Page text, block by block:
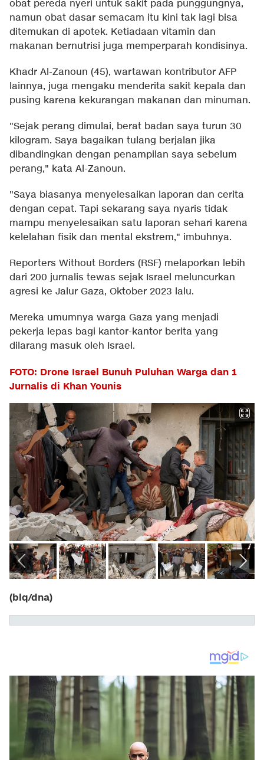
obat pereda nyeri untuk sakit pada punggungnya,
namun obat dasar semacam itu kini tak lagi bisa
ditemukan di apotek. Ketiadaan vitamin dan
makanan bernutrisi juga memperparah kondisinya.
Khadr Al-Zanoun (45), wartawan kontributor AFP
lainnya, juga mengaku menderita sakit kepala dan
pusing karena kekurangan makanan dan minuman.
"Sejak perang dimulai, berat badan saya turun 30
kilogram. Saya bagaikan tulang berjalan jika
dibandingkan dengan penampilan saya sebelum
perang," kata Al-Zanoun.
"Saya biasanya menyelesaikan laporan dan cerita
dengan cepat. Tapi sekarang saya nyaris tidak
mampu menyelesaikan satu laporan sehari karena
kelelahan fisik dan mental ekstrem," imbuhnya.
Reporters Without Borders (RSF) melaporkan lebih
dari 200 jurnalis tewas sejak Israel meluncurkan
agresi ke Jalur Gaza, Oktober 2023 lalu.
Mereka umumnya warga Gaza yang menjadi
pekerja lepas bagi kantor-kantor berita yang
dilarang masuk oleh Israel.
FOTO: Drone Israel Bunuh Puluhan Warga dan 1
Jurnalis di Khan Younis
(blq/dna)